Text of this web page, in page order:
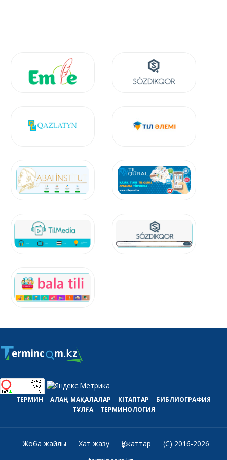
ТЕРМИН АЛАҢ МАҚАЛАЛАР КІТАПТАР
БИБЛИОГРАФИЯ
ТҰЛҒА
ТЕРМИНОЛОГИЯ
Жоба жайлы Хат жазу Құжаттар
(C) 2016-2026